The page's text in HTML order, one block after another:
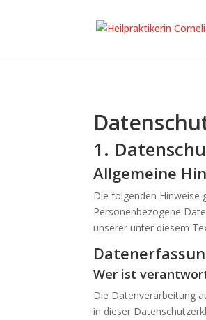
1.
Allgemeine
Die folgenden Hinweise
Personenbezogene
unserer unter diesem
Wer ist
Die Datenverarbeitung
in dieser